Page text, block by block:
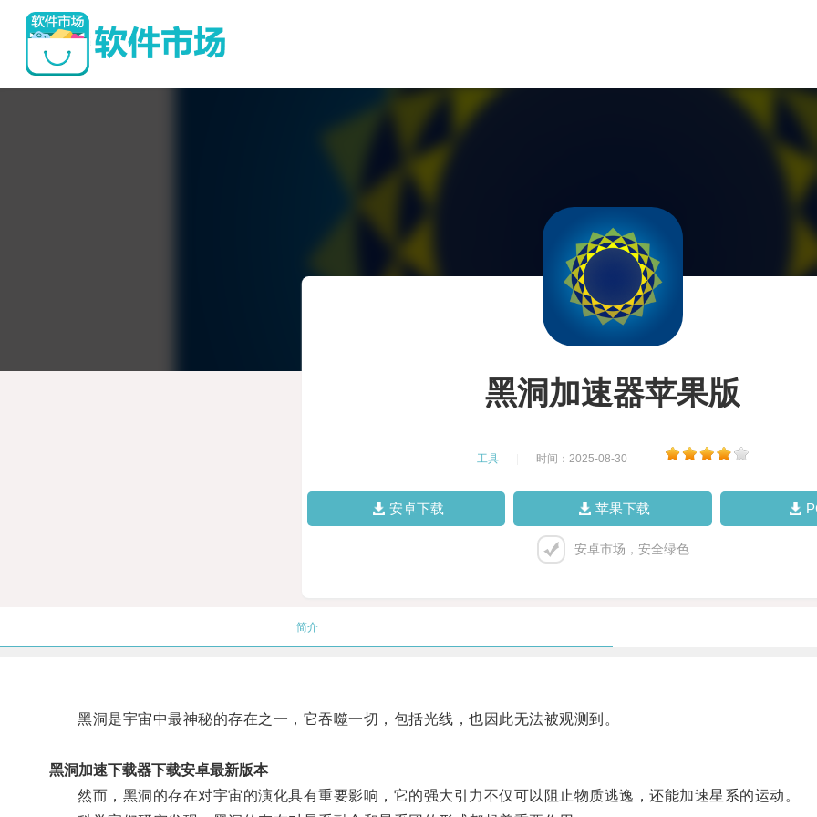
黑洞加速器苹果版
工具 时间：2025-08-30
安卓下载 苹果下载
安卓市场，安全绿色
简介
黑洞是宇宙中最神秘的存在之一，它吞噬一切，包括光线，也因此无法被观测到。
黑洞加速下载器下载安卓最新版本
然而，黑洞的存在对宇宙的演化具有重要影响，它的强大引力不仅可以阻止物质逃逸，还能加速星系的运动。